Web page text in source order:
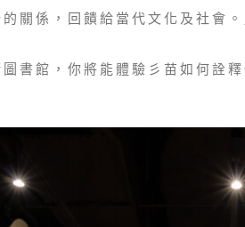
關係，回饋給當代文化及社會。
書館，你將能體驗彡苗如何詮